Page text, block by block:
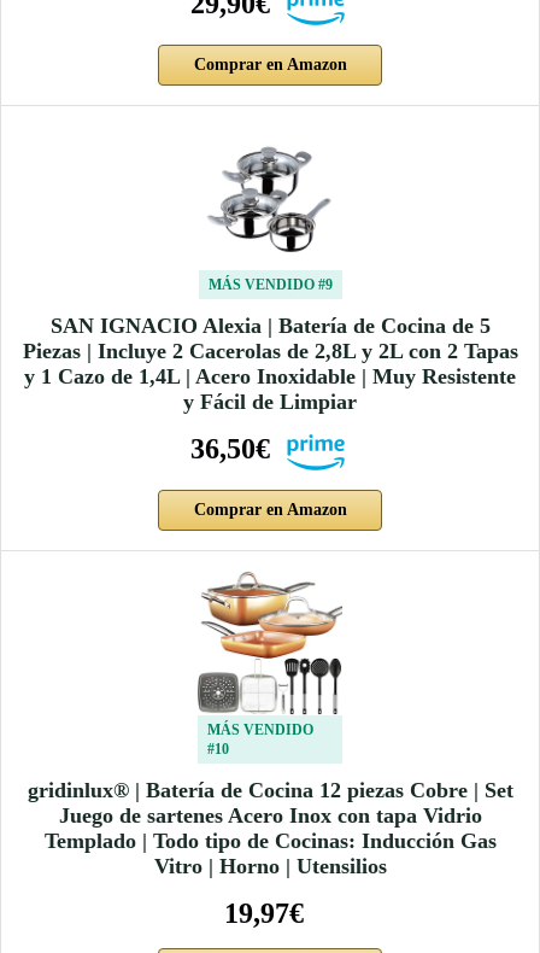
Comprar en Amazon
MÁS VENDIDO #9
SAN IGNACIO Alexia | Batería de Cocina de 5
Piezas | Incluye 2 Cacerolas de 2,8L y 2L con 2 Tapas
y 1 Cazo de 1,4L | Acero Inoxidable | Muy Resistente
y Fácil de Limpiar
36,50€
Comprar en Amazon
MÁS VENDIDO
#10
gridinlux® | Batería de Cocina 12 piezas Cobre | Set
Juego de sartenes Acero Inox con tapa Vidrio
Templado | Todo tipo de Cocinas: Inducción Gas
Vitro | Horno | Utensilios
19,97€